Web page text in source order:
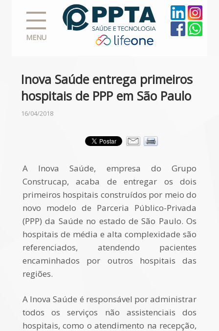
MENU
Inova Saúde entrega primeiros
hospitais de PPP em São Paulo
16/04/2018
A Inova Saúde, empresa do Grupo
Construcap, acaba de entregar os dois
primeiros hospitais construídos por meio do
novo modelo de Parceria Público-Privada
(PPP) da Saúde no estado de São Paulo. Os
hospitais de média e alta complexidade são
referenciados, atendendo pacientes
encaminhados por outros hospitais das
regiões.
A Inova Saúde é responsável por administrar
todos os serviços não assistenciais dos
hospitais, como o atendimento na recepção,